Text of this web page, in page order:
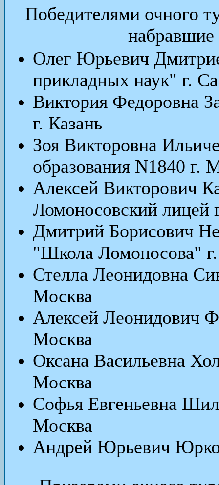
Победителями очного
набравшие
Олег Юрьевич
прикладных наук" г.
Виктория Федоровна
г. Казань
Зоя Викторовна
образования N1840 г.
Алексей
Ломоносовский лицей
Дмитрий Борисович
"Школа Ломоносова"
Стелла Леонидовна
Москва
Алексей Леонидович
Москва
Оксана Васильевна
Москва
Софья Евгеньевна
Москва
Андрей Юрьевич